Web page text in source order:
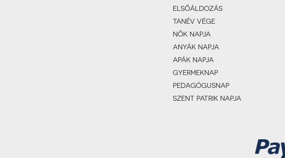
ELSŐÁLDOZÁS
TANÉV VÉGE
NŐK NAPJA
ANYÁK NAPJA
APÁK NAPJA
GYERMEKNAP
PEDAGÓGUSNAP
SZENT PATRIK NAPJA